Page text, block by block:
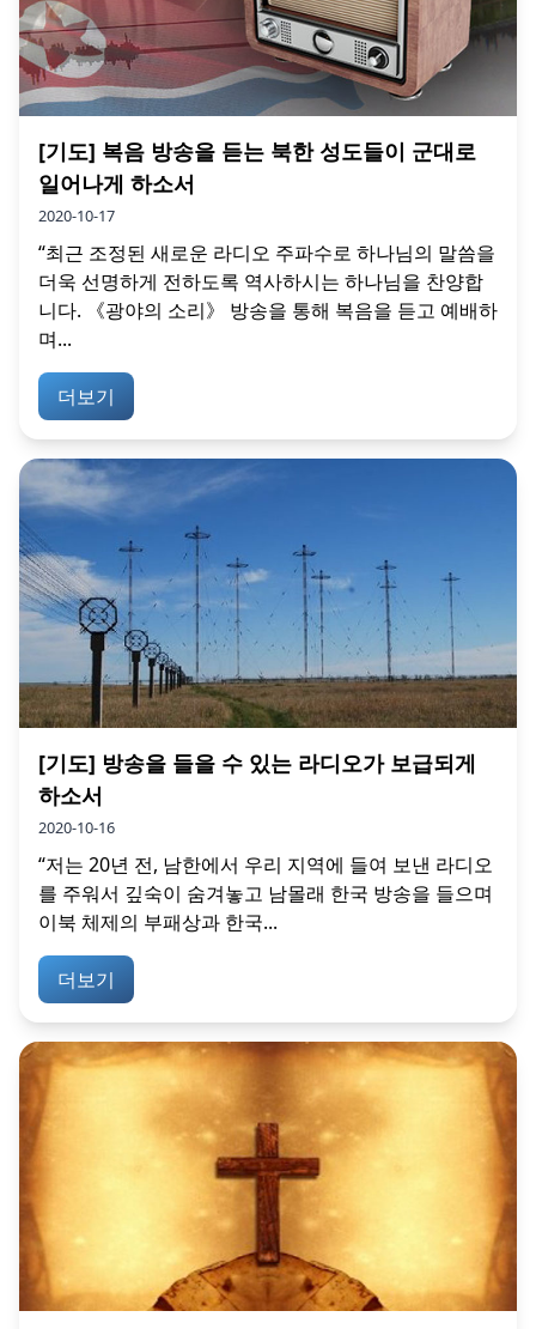
[기도] 복음 방송을 듣는 북한 성도들이 군대로
일어나게 하소서
2020-10-17
“최근 조정된 새로운 라디오 주파수로 하나님의 말씀을
더욱 선명하게 전하도록 역사하시는 하나님을 찬양합
니다. 《광야의 소리》 방송을 통해 복음을 듣고 예배하
며...
더보기
[기도] 방송을 들을 수 있는 라디오가 보급되게
하소서
2020-10-16
“저는 20년 전, 남한에서 우리 지역에 들여 보낸 라디오
를 주워서 깊숙이 숨겨놓고 남몰래 한국 방송을 들으며
이북 체제의 부패상과 한국...
더보기